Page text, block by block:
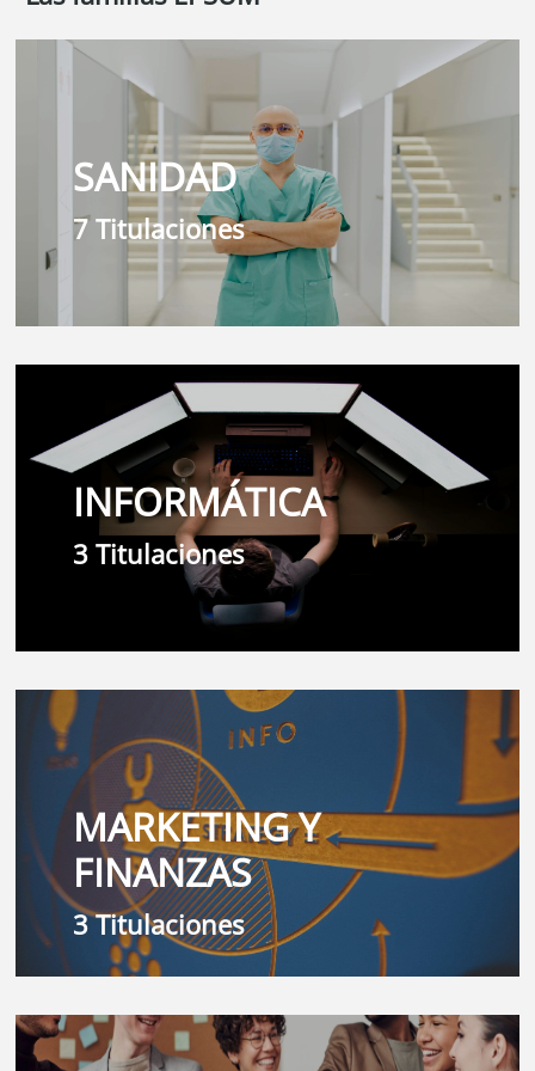
SANIDAD
7 Titulaciones
INFORMÁTICA
3 Titulaciones
MARKETING Y
FINANZAS
3 Titulaciones